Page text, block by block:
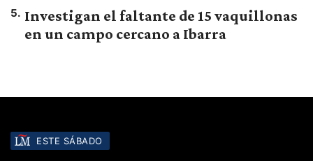
5. Investigan el faltante de 15 vaquillonas
en un campo cercano a Ibarra
ESTE SÁBADO